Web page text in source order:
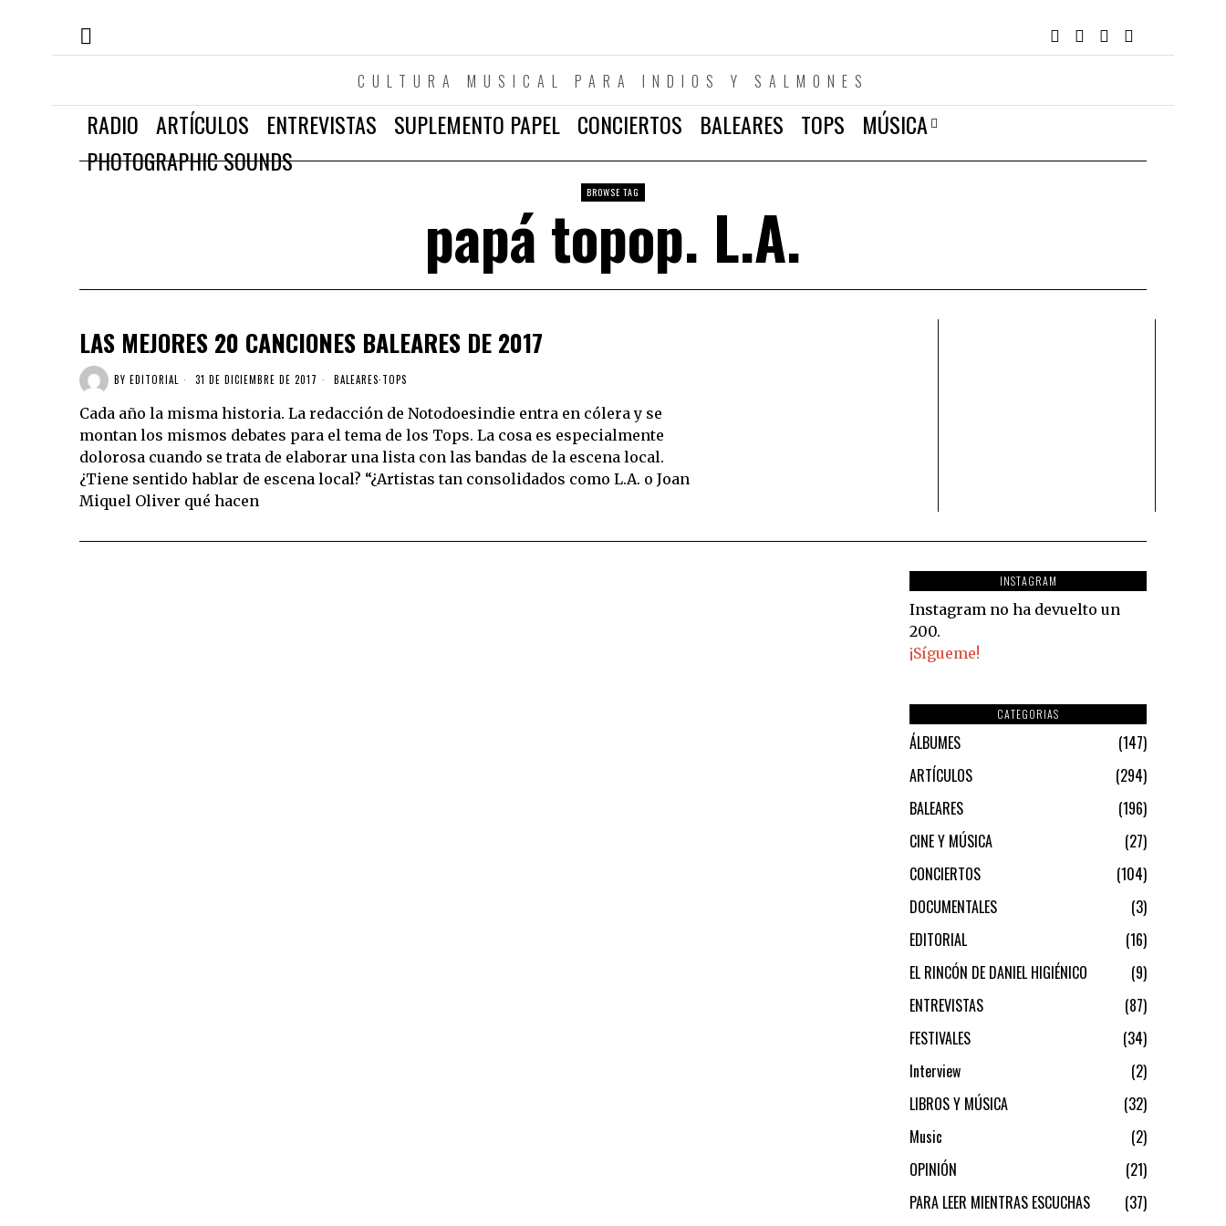
CULTURA MUSICAL PARA INDIOS Y SALMONES
RADIO ARTÍCULOS ENTREVISTAS SUPLEMENTO PAPEL CONCIERTOS BALEARES TOPS
MÚSICA
PHOTOGRAPHIC SOUNDS
BROWSE TAG
papá topop. L.A.
LAS MEJORES 20 CANCIONES BALEARES DE 2017
BY EDITORIAL 31 DE DICIEMBRE DE 2017 BALEARES·TOPS
Cada año la misma historia. La redacción de Notodoesindie entra en cólera y se
montan los mismos debates para el tema de los Tops. La cosa es especialmente
dolorosa cuando se trata de elaborar una lista con las bandas de la escena local.
¿Tiene sentido hablar de escena local? “¿Artistas tan consolidados como L.A. o Joan
Miquel Oliver qué hacen
INSTAGRAM
Instagram no ha devuelto un
200.
¡Sígueme!
CATEGORIAS
ÁLBUMES
147
ARTÍCULOS
294
BALEARES
196
CINE Y MÚSICA
27
CONCIERTOS
104
DOCUMENTALES
3
EDITORIAL
16
EL RINCÓN DE DANIEL HIGIÉNICO
9
ENTREVISTAS
87
FESTIVALES
34
Interview
2
LIBROS Y MÚSICA
32
Music
2
OPINIÓN
21
PARA LEER MIENTRAS ESCUCHAS
37